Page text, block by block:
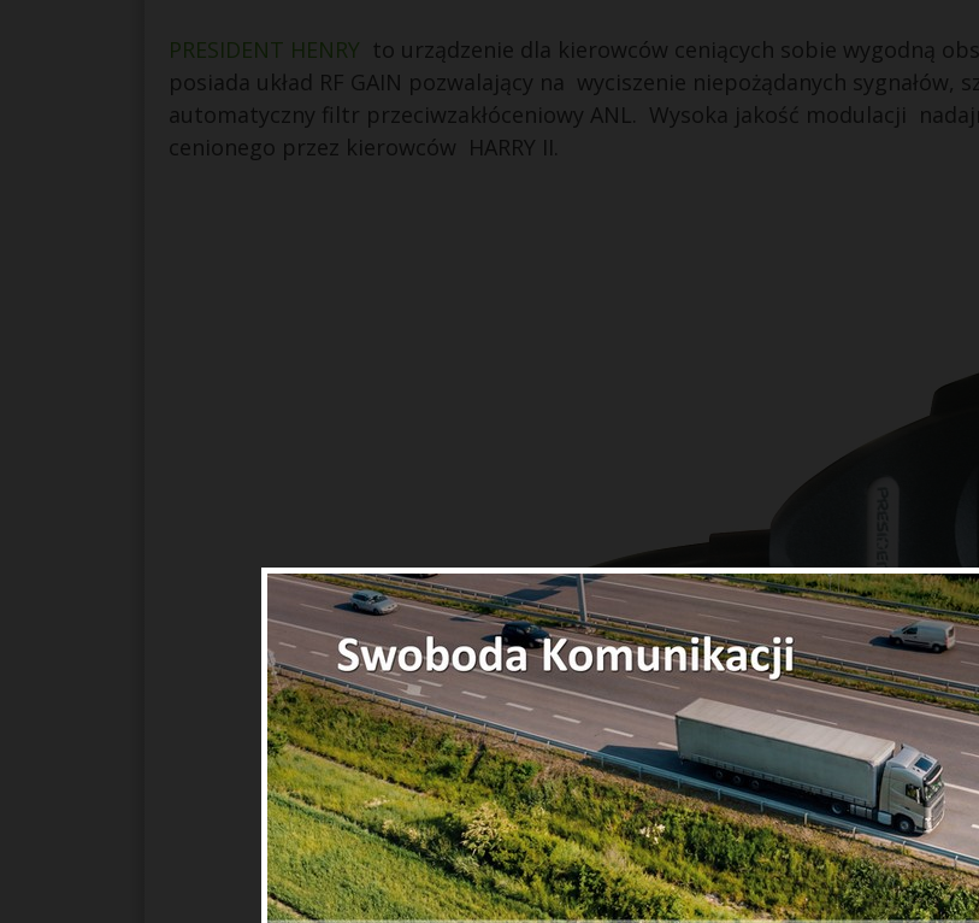
PRESIDENT HENRY to urządzenie dla kierowców ceniących sobie wygodną
posiada układ RF GAIN pozwalający na wyciszenie niepożądanych
automatyczny filtr przeciwzakłóceniowy ANL. Wysoka jakość modulacji
cenionego przez kierowców HARRY II.